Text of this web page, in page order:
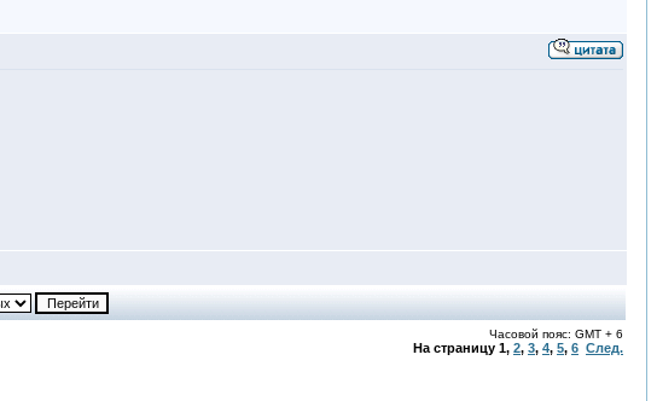
Часовой пояс: GMT + 6
На страницу 1, 2, 3, 4, 5, 6 След.